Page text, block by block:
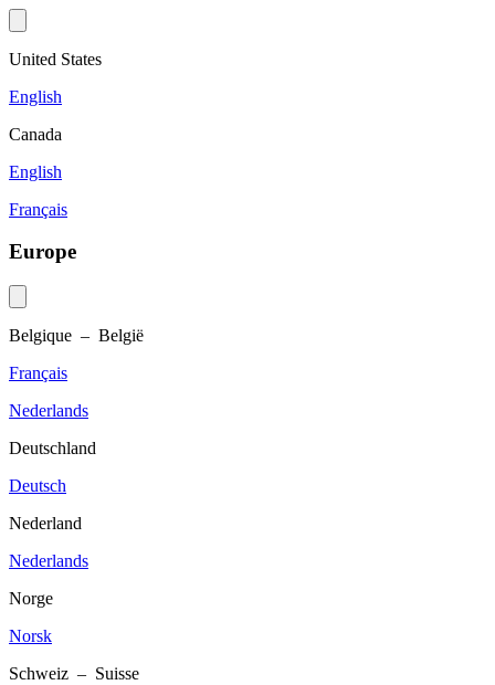
United States
English
Canada
English
Français
Europe
Belgique – België
Français
Nederlands
Deutschland
Deutsch
Nederland
Nederlands
Norge
Norsk
Schweiz – Suisse